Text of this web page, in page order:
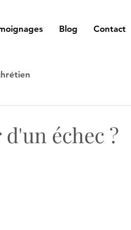
Blog Contact
échec ?